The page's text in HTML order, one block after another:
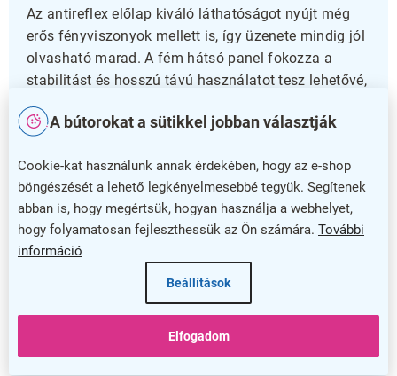
A bútorokat a sütikkel jobban választják
Cookie-kat használunk annak érdekében, hogy az e-shop
böngészését a lehető legkényelmesebbé tegyük. Segítenek
abban is, hogy megértsük, hogyan használja a webhelyet,
hogy folyamatosan fejleszthessük az Ön számára. További
információ
Beállítások
Elfogadom
Az antireflex előlap kiváló láthatóságot nyújt még
erős fényviszonyok mellett is, így üzenete mindig jól
olvasható marad. A fém hátsó panel fokozza a
stabilitást és hosszú távú használatot tesz lehetővé,
biztonságot is nyújtanak a forgalmas helyeken.
Praktikus és megbízható megoldás
Ez a reklámtábla 5 év garanciával rendelkezik, így
biztos lehet benne, hogy hosszú távon kiszolgálja
igényeit. Akár üzlete bejáratánál, akár kiállításokon
szeretné használni, könnyedén alkalmazkodik
bármilyen környezethez. Válassza a Reklámtábla
500 x 700 mm-et, hogy hatékonyan és elegánsan